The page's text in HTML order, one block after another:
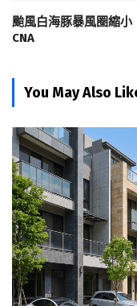
颱風白海豚暴風圈縮
CNA
You May Also